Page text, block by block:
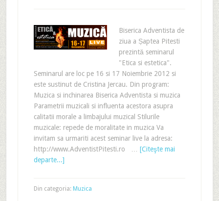
Biserica Adventista de
ziua a Șaptea Pitesti
prezintă seminarul
"Etica si estetica".
Seminarul are loc pe 16 si 17 Noiembrie 2012 si
este sustinut de Cristina Jercau. Din program:
Muzica si inchinarea Biserica Adventista si muzica
Parametrii muzicali si influenta acestora asupra
calitatii morale a limbajului muzical Stilurile
muzicale: repede de moralitate in muzica Va
invitam sa urmariti acest seminar live la adresa:
http://www.AdventistPitesti.ro … [Citeşte mai
departe...]
Din categoria: Muzica